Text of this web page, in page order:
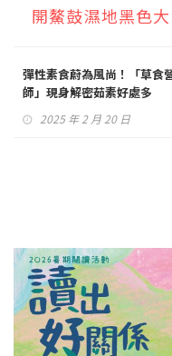
開鰲鼓濕地黑色
彈性素食蔚為風尚！「草食
師」現身解密茹素好處多
2025 年 2 月 20 日